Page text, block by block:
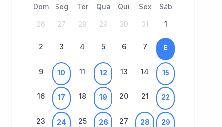
Dom Seg Ter Qua Qui Sex Sáb
26 27 28 29 30 31 1
2 3 4 5 6 7 8
9 10 11 12 13 14 15
16 17 18 19 20 21 22
23 24 25 26 27 28 29